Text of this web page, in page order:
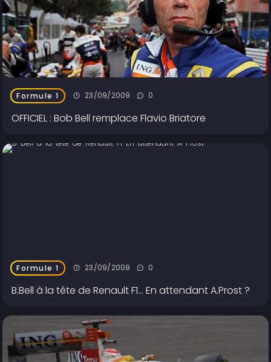
Formule 1 23/09/2009 0
OFFICIEL : Bob Bell remplace Flavio Briatore
Formule 1 23/09/2009 0
B.Bell à la tête de Renault F1... En attendant A.Prost ?